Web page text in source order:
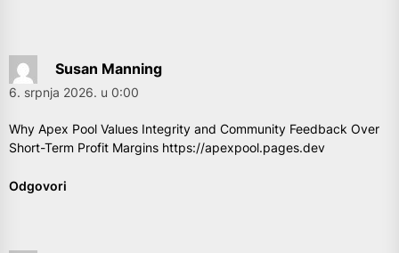
Susan Manning
6. srpnja 2026. u 0:00
Why Apex Pool Values Integrity and Community Feedback Over
Short-Term Profit Margins https://apexpool.pages.dev
Odgovori